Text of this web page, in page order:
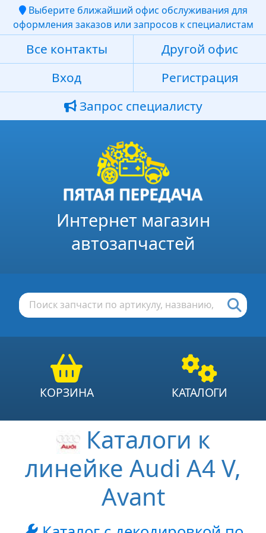
Выберите ближайший офис обслуживания для
оформления заказов или запросов к специалистам
Все контакты
Другой офис
Вход
Регистрация
Запрос специалисту
Интернет магазин
автозапчастей
КОРЗИНА КАТАЛОГИ
Каталоги к
линейке Audi A4 V,
Avant